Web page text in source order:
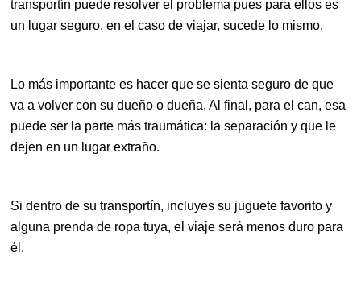
transportín puede resolver el problema pues para ellos es
un lugar seguro, en el caso de viajar, sucede lo mismo.
Lo más importante es hacer que se sienta seguro de que
va a volver con su dueño o dueña. Al final, para el can, esa
puede ser la parte más traumática: la separación y que le
dejen en un lugar extraño.
Si dentro de su transportín, incluyes su juguete favorito y
alguna prenda de ropa tuya, el viaje será menos duro para
él.